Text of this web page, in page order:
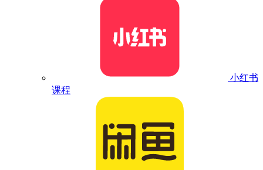
小红书
课程